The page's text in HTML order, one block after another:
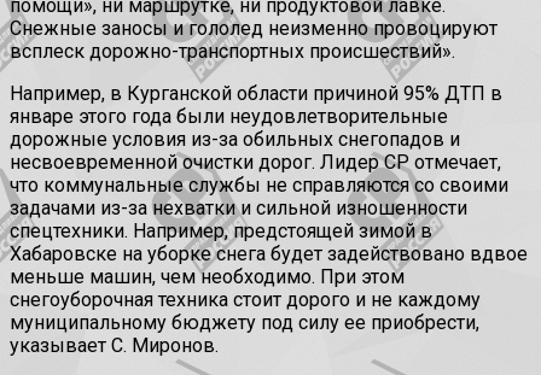
помощи», ни маршрутке, ни продуктовой лавке.
Снежные заносы и гололед неизменно провоцируют
всплеск дорожно-транспортных происшествий».
Например, в Курганской области причиной 95% ДТП в
январе этого года были неудовлетворительные
дорожные условия из-за обильных снегопадов и
несвоевременной очистки дорог. Лидер СР отмечает,
что коммунальные службы не справляются со своими
задачами из-за нехватки и сильной изношенности
спецтехники. Например, предстоящей зимой в
Хабаровске на уборке снега будет задействовано вдвое
меньше машин, чем необходимо. При этом
снегоуборочная техника стоит дорого и не каждому
муниципальному бюджету под силу ее приобрести,
указывает С. Миронов.